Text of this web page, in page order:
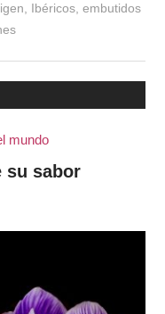
, Ibéricos, embutidos
su sabor